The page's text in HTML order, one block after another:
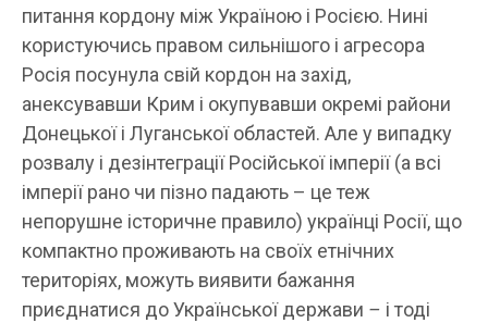
питання кордону між Україною і Росією. Нині
користуючись правом сильнішого і агресора
Росія посунула свій кордон на захід,
анексувавши Крим і окупувавши окремі райони
Донецької і Луганської областей. Але у випадку
розвалу і дезінтеграції Російської імперії (а всі
імперії рано чи пізно падають – це теж
непорушне історичне правило) українці Росії, що
компактно проживають на своїх етнічних
територіях, можуть виявити бажання
приєднатися до Української держави – і тоді